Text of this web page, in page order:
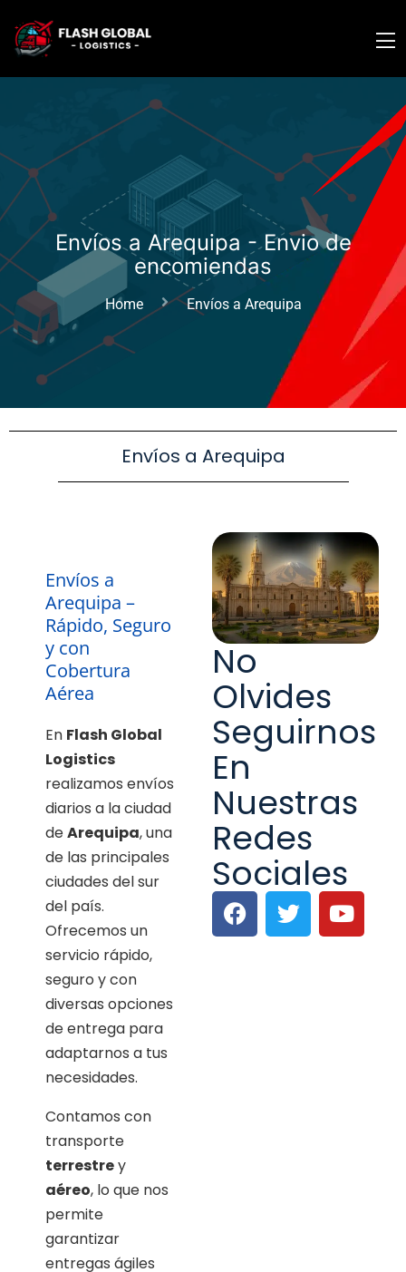
Envíos a Arequipa - Envio de
encomiendas
Home Envíos a Arequipa
Envíos a Arequipa
Envíos a
Arequipa –
Rápido, Seguro
y con
Cobertura
Aérea
En Flash Global
Logistics
realizamos envíos
diarios a la ciudad
deArequipa, una
de las principales
ciudades del sur
del país.
Ofrecemos un
servicio rápido,
seguro y con
diversas opciones
de entrega para
adaptarnos a tus
necesidades.
Contamos con
transporte
terrestrey
aéreo, lo que nos
permite
garantizar
entregas ágiles
No
Olvides
Seguirnos
En
Nuestras
Redes
Sociales